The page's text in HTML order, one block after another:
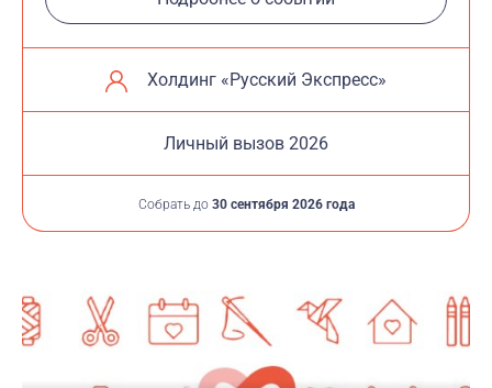
Холдинг «Русский Экспресс»
Личный вызов 2026
Собрать до 30 сентября 2026 года